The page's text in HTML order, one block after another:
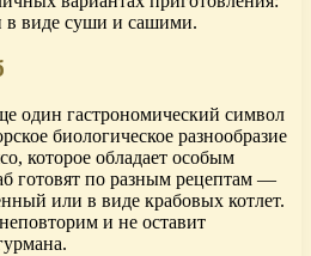
в виде суши и сашими.
один гастрономический символ
биологическое разнообразие
которое обладает особым
готовят по разным рецептам —
или в виде крабовых котлет.
и не оставит